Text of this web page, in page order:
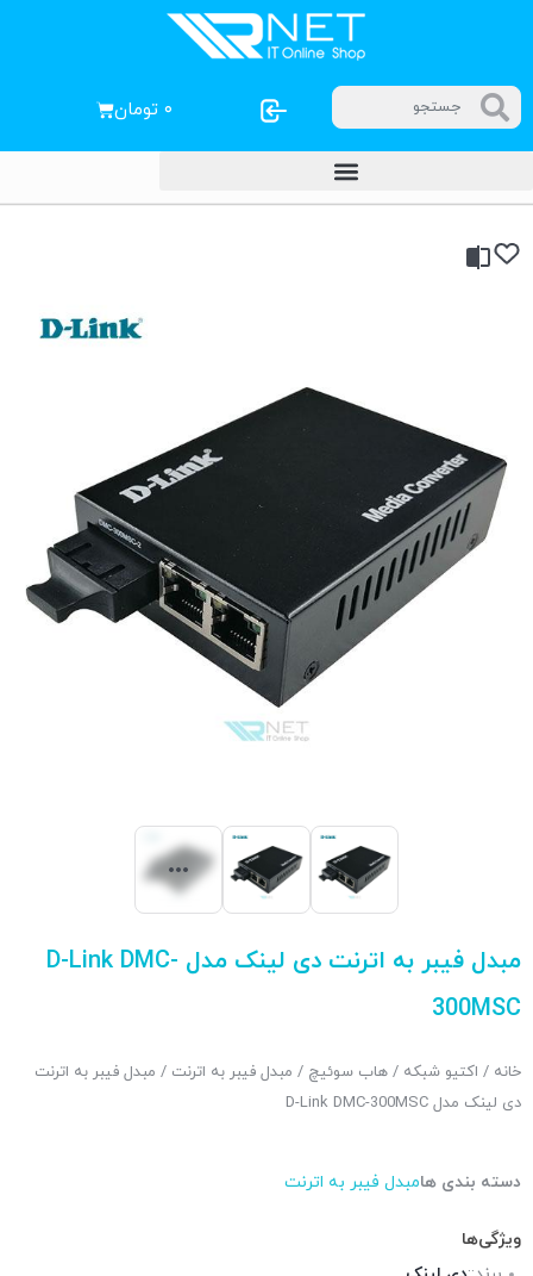
۰ تومان
مبدل فیبر به اترنت دی لینک مدل D-Link DMC-
300MSC
خانه / اکتیو شبکه / هاب سوئیچ / مبدل فیبر به اترنت / مبدل فیبر به اترنت
دی لینک مدل D-Link DMC-300MSC
دسته بندی هامبدل فیبر به اترنت
ویژگی‌ها